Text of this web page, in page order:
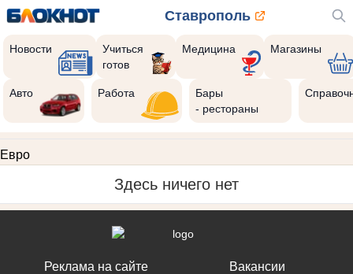
Ставрополь
Новости
Учиться
готов
Медицина Магазины
Авто Работа
Бары
- рестораны
Евро
Здесь ничего нет
Реклама на сайте
Вакансии